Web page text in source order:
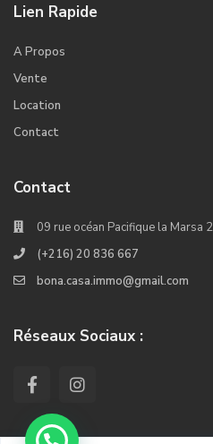
Lien Rapide
A Propos
Vente
Location
Contact
Contact
09 rue océan Pacifique la Marsa
(+216) 20 836 667
bona.casa.immo@gmail.com
Réseaux Sociaux :